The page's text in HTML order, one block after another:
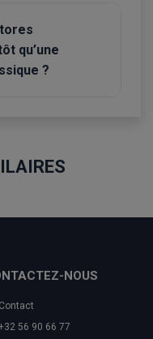
qu’une
?
NOUS
Contact
56 90 66 77